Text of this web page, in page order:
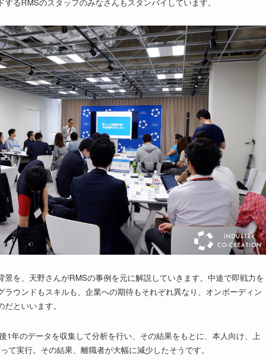
景を、天野さんがRMSの事例を元に解説していきます。中途で即戦力を
ウンドもスキルも、企業への期待もそれぞれ異なり、オンボーディン
といいます。
1年のデータを収集して分析を行い、その結果をもとに、本人向け、上
て実行。その結果、離職者が大幅に減少したそうです。